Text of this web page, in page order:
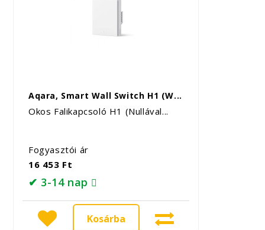
Aqara, Smart Wall Switch H1 (W...
Okos Falikapcsoló H1 (Nullával...
Fogyasztói ár
16 453 Ft
✔ 3-14 nap
Kosárba